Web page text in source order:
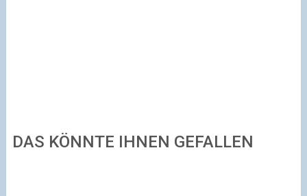
DAS KÖNNTE IHNEN GEFALLEN